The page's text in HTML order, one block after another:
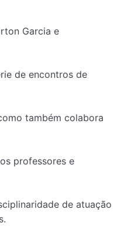
Garcia e
de encontros de
também colabora
professores e
de atuação